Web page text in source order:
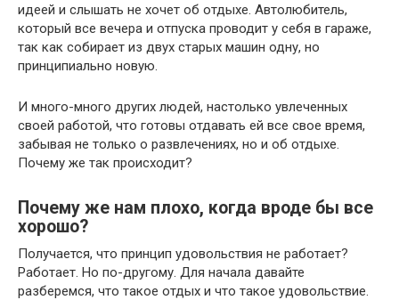
идеей и слышать не хочет об отдыхе. Автолюбитель,
который все вечера и отпуска проводит у себя в гараже,
так как собирает из двух старых машин одну, но
принципиально новую.
И много-много других людей, настолько увлеченных
своей работой, что готовы отдавать ей все свое время,
забывая не только о развлечениях, но и об отдыхе.
Почему же так происходит?
Почему же нам плохо, когда вроде бы все
хорошо?
Получается, что принцип удовольствия не работает?
Работает. Но по-другому. Для начала давайте
разберемся, что такое отдых и что такое удовольствие.